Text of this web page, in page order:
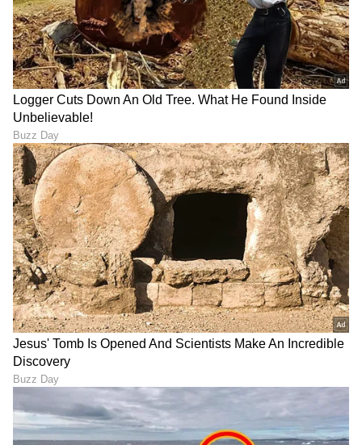
'ಟಾಟಾ ಟ್ರಸ್ಟ್ಸ್' ಅಡಿಯಲ್ಲಿ ಬರುವ ಸಣ್ಣ ಸಂಸ್ಥೆಗಳ
ಮಂಡಳಿಗಳಲ್ಲೂ (Boards) ಸೇವೆ ಸಲ್ಲಿಸುತ್ತಿದ್ದಾರೆ. ಈ
ಮೂಲಕ ಟಾಟಾ ಗ್ರೂಪ್‌ನ ಮುಂದಿನ ಭವಿಷ್ಯವನ್ನು ಯುವ
ಪೀಳಿಗೆಗೆ ಹಸ್ತಾಂತರಿಸುವ ಪ್ರಕ್ರಿಯೆ ಯಶಸ್ವಿಯಾಗಿ
ಮುಂದುವರಿದಿದೆ.
LATEST VIDEOS
ವ್ಯವಹಾರ (business ideas in kannada) ,
ಬ್ಯಾಂಕಿಂಗ್ (Banking News), ಹಣಕಾಸು, ಭಾರತೀಯ
ಆರ್ಥಿಕತೆ, ಜಾಗತಿಕ ಮಾರುಕಟ್ಟೆ,ಷೇರು ಮಾರುಕಟ್ಟೆ
,